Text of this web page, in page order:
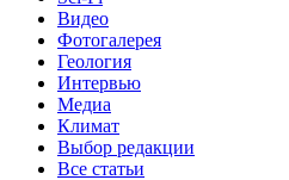
Видео
Фотогалерея
Геология
Интервью
Медиа
Климат
Выбор редакции
Все статьи